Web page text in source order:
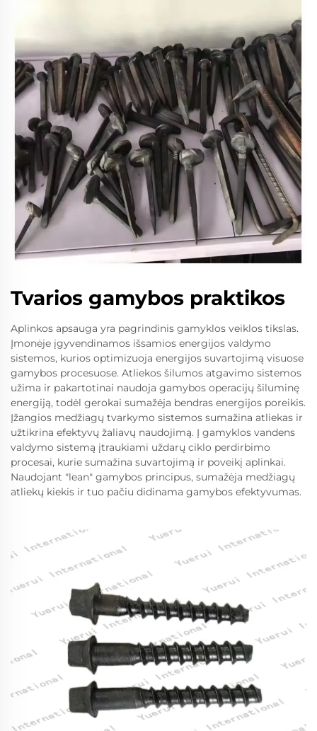
Tvarios gamybos praktikos
Aplinkos apsauga yra pagrindinis gamyklos veiklos tikslas.
Įmonėje įgyvendinamos išsamios energijos valdymo
sistemos, kurios optimizuoja energijos suvartojimą visuose
gamybos procesuose. Atliekos šilumos atgavimo sistemos
užima ir pakartotinai naudoja gamybos operacijų šiluminę
energiją, todėl gerokai sumažėja bendras energijos poreikis.
Įžangios medžiagų tvarkymo sistemos sumažina atliekas ir
užtikrina efektyvų žaliavų naudojimą. Į gamyklos vandens
valdymo sistemą įtraukiami uždarų ciklo perdirbimo
procesai, kurie sumažina suvartojimą ir poveikį aplinkai.
Naudojant "lean" gamybos principus, sumažėja medžiagų
atliekų kiekis ir tuo pačiu didinama gamybos efektyvumas.